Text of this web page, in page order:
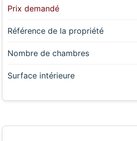
Prix demandé
Référence de la propriété
Nombre de chambres
Surface intérieure